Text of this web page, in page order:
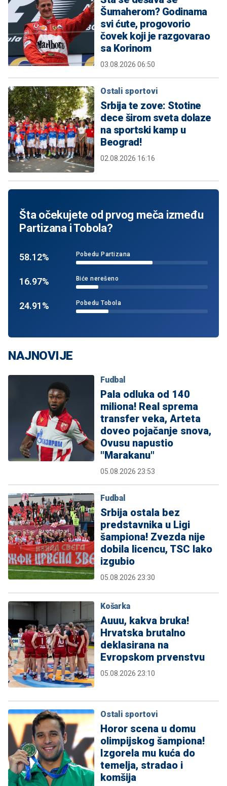
Šumaherom? Godinama
svi ćute, progovorio
čovek koji je razgovarao
sa Korinom
03.08.2026 06:50
Ostali sportovi
Srbija te zove: Stotine
dece širom sveta dolaze
na sportski kamp u
Beograd!
02.08.2026 16:16
Šta očekujete od prvog meča između
Partizana i Tobola?
58.12% Pobedu Partizana
16.97% Biće nerešeno
24.91% Pobedu Tobola
NAJNOVIJE
Fudbal
Pala odluka od 140
miliona! Real sprema
transfer veka, Arteta
doveo pojačanje snova,
Ovusu napustio
"Marakanu"
05.08.2026 23:53
Fudbal
Srbija ostala bez
predstavnika u Ligi
šampiona! Zvezda nije
dobila licencu, TSC lako
izgubio
05.08.2026 23:30
Košarka
Auuu, kakva bruka!
Hrvatska brutalno
deklasirana na
Evropskom prvenstvu
05.08.2026 23:10
Ostali sportovi
Horor scena u domu
olimpijskog šampiona!
Izgorela mu kuća do
temelja, stradao i
komšija